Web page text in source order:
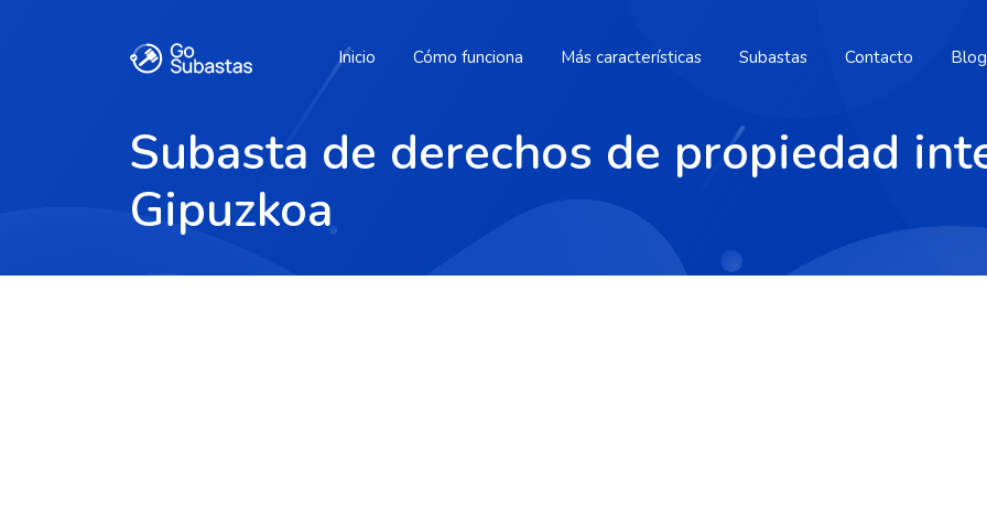
Inicio Cómo funciona Más características Subastas Contacto Blog
Subasta de derechos de propiedad
Gipuzkoa